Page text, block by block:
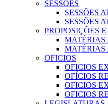
SESSÕES
SESSÕES
SESSÕES
PROPOSIÇÕES
MATÉRIAS
MATÉRIAS
OFICIOS
OFICIOS
OFÍCIOS
OFICIOS
OFICIOS